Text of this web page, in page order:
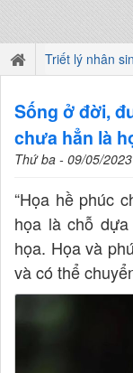
Triết lý nhân
Sống ở đời,
chưa hẳn là
Thứ ba - 09/05/
“Họa hề phúc
họa là chỗ
họa. Họa và
và có thể